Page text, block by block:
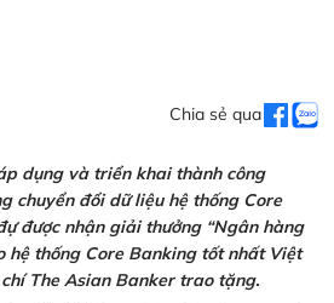
Chia sẻ qua
dụng và triển khai thành công
chuyển đổi dữ liệu hệ thống Core
được nhận giải thưởng “Ngân hàng
hệ thống Core Banking tốt nhất Việt
The Asian Banker trao tặng.